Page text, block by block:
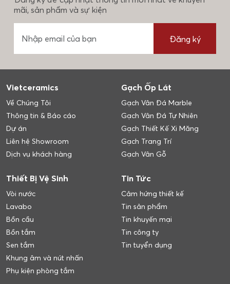
mãi, sản phẩm và sự kiện
Đăng ký
Vietceramics
Về Chúng Tôi
Thông tin & Báo cáo
Dự án
Liên hệ Showroom
Dịch vụ khách hàng
Gạch Ốp Lát
Gạch Vân Đá Marble
Gạch Vân Đá Tự Nhiên
Gạch Thiết Kế Xi Măng
Gạch Trang Trí
Gạch Vân Gỗ
Thiết Bị Vệ Sinh
Vòi nước
Lavabo
Bồn cầu
Bồn tắm
Sen tắm
Khung âm và nút nhấn
Phụ kiện phòng tắm
Tin Tức
Cảm hứng thiết kế
Tin sản phẩm
Tin khuyến mại
Tin công ty
Tin tuyển dụng